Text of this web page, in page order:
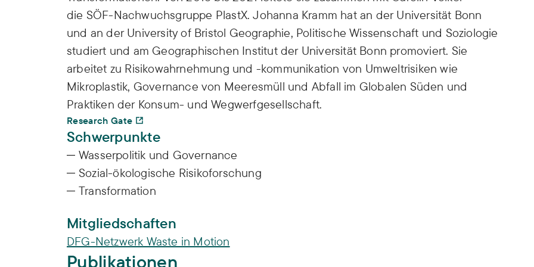
die SÖF-Nachwuchsgruppe PlastX. Johanna Kramm hat an der Universität Bonn
und an der University of Bristol Geographie, Politische Wissenschaft und Soziologie
studiert und am Geographischen Institut der Universität Bonn promoviert. Sie
arbeitet zu Risikowahrnehmung und -kommunikation von Umweltrisiken wie
Mikroplastik, Governance von Meeresmüll und Abfall im Globalen Süden und
Praktiken der Konsum- und Wegwerfgesellschaft.
Research Gate
Schwerpunkte
Wasserpolitik und Governance
Sozial-ökologische Risikoforschung
Transformation
Mitgliedschaften
DFG-Netzwerk Waste in Motion
Publikationen